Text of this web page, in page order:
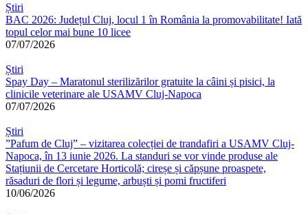
Știri
BAC 2026: Județul Cluj, locul 1 în România la promovabilitate! Iată
topul celor mai bune 10 licee
07/07/2026
Știri
Spay Day – Maratonul sterilizărilor gratuite la câini și pisici, la
clinicile veterinare ale USAMV Cluj-Napoca
07/07/2026
Știri
”Pafum de Cluj” – vizitarea colecției de trandafiri a USAMV Cluj-
Napoca, în 13 iunie 2026. La standuri se vor vinde produse ale
Stațiunii de Cercetare Horticolă; cireșe și căpșune proaspete,
răsaduri de flori și legume, arbuști și pomi fructiferi
10/06/2026